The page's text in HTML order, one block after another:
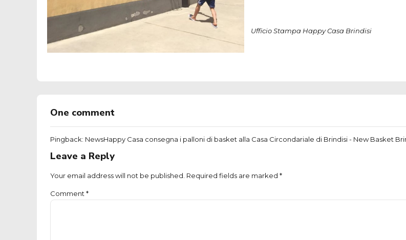
Ufficio Stampa Happy Casa Brindisi
One comment
Pingback: NewsHappy Casa consegna i palloni di basket alla Casa Circondariale di Brindisi - New Basket
Leave a Reply
Your email address will not be published. Required fields are marked *
Comment *